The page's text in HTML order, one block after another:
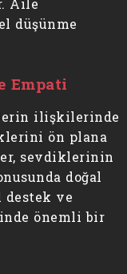
Aile
düşünme
Empati
ilişkilerinde
ön plana
sevdiklerinin
doğal
destek ve
önemli bir